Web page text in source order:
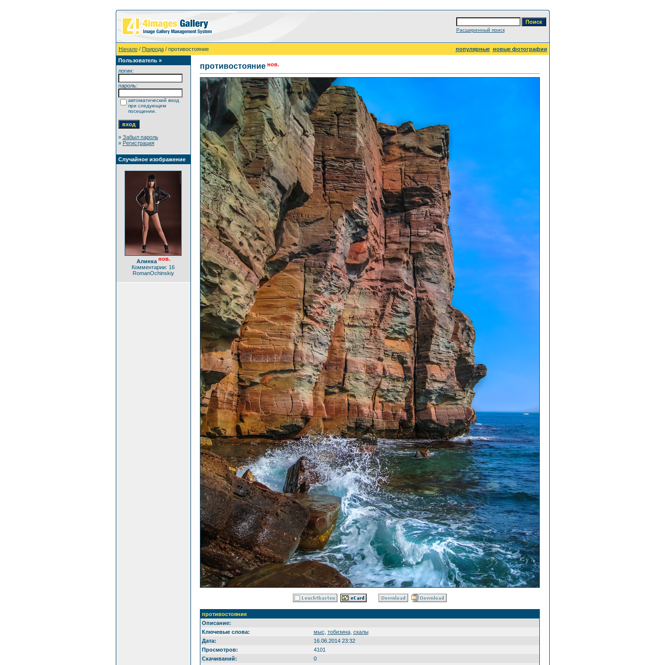
Расширенный поиск
Начало/ Природа/ противостояние популярные новые фотографии
Пользователь »
логин:
пароль:
автоматический вход
при следующем
посещении.
» Забыл пароль
» Регистрация
Случайное изображение
Алинка нов.
Комментарии: 16
RomanOchinskiy
противостояние нов.
противостояние
Описание:
Ключевые слова:
мыс тобизина, скалы
Дата:
16.06.2014 23:32
Просмотров:
4101
Скачиваний:
0